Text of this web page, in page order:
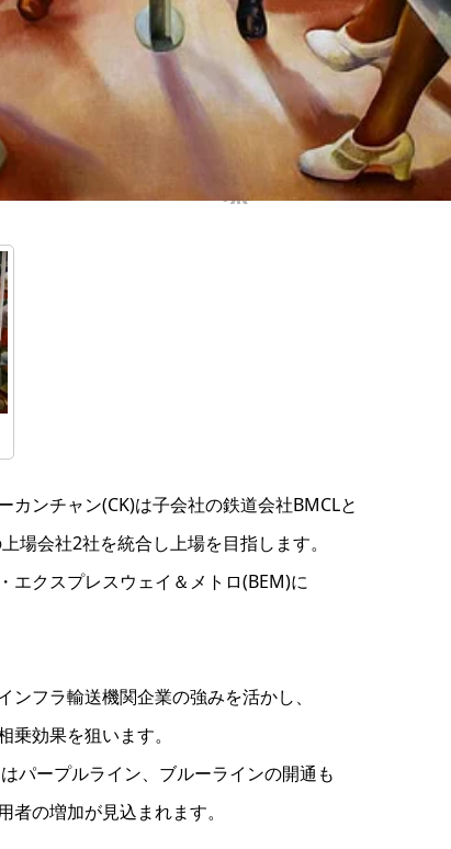
カンチャン(CK)は子会社の鉄道会社BMCLと
場会社2社を統合し上場を目指します。
エクスプレスウェイ＆メトロ(BEM)に
ンフラ輸送機関企業の強みを活かし、
乗効果を狙います。
パープルライン、ブルーラインの開通も
者の増加が見込まれます。